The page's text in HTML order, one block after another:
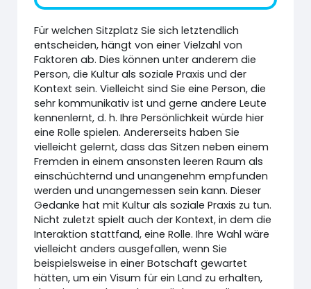
Für welchen Sitzplatz Sie sich letztendlich
entscheiden, hängt von einer Vielzahl von
Faktoren ab. Dies können unter anderem die
Person, die Kultur als soziale Praxis und der
Kontext sein. Vielleicht sind Sie eine Person, die
sehr kommunikativ ist und gerne andere Leute
kennenlernt, d. h. Ihre Persönlichkeit würde hier
eine Rolle spielen. Andererseits haben Sie
vielleicht gelernt, dass das Sitzen neben einem
Fremden in einem ansonsten leeren Raum als
einschüchternd und unangenehm empfunden
werden und unangemessen sein kann. Dieser
Gedanke hat mit Kultur als soziale Praxis zu tun.
Nicht zuletzt spielt auch der Kontext, in dem die
Interaktion stattfand, eine Rolle. Ihre Wahl wäre
vielleicht anders ausgefallen, wenn Sie
beispielsweise in einer Botschaft gewartet
hätten, um ein Visum für ein Land zu erhalten,